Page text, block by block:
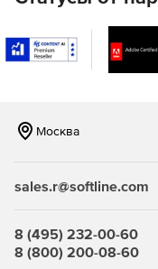
Москва
sales.r@softline.com
8 (495) 232-00-60
8 (800) 200-08-60